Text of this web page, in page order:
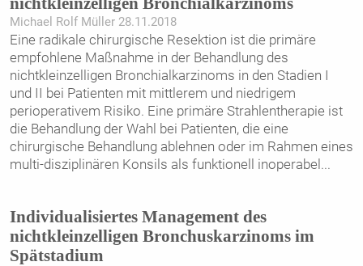
Michael Rolf Müller 28.11.2018
Eine radikale chirurgische Resektion ist die primäre
empfohlene Maßnahme in der Behandlung des
nichtkleinzelligen Bronchialkarzinoms in den Stadien I
und II bei Patienten mit mittlerem und niedrigem
perioperativem Risiko. Eine primäre Strahlentherapie ist
die Behandlung der Wahl bei Patienten, die eine
chirurgische Behandlung ablehnen oder im Rahmen eines
multi-disziplinären Konsils als funktionell inoperabel ...
Individualisiertes Management des
nichtkleinzelligen Bronchuskarzinoms im
Spätstadium